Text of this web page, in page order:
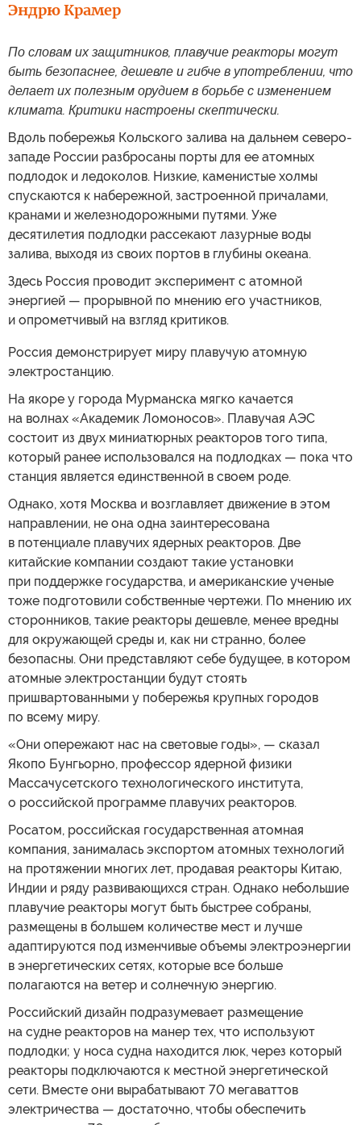
Эндрю Крамер
По словам их защитников, плавучие реакторы могут
быть безопаснее, дешевле и гибче в употреблении, что
делает их полезным орудием в борьбе с изменением
климата. Критики настроены скептически.
Вдоль побережья Кольского залива на дальнем северо-
западе России разбросаны порты для ее атомных
подлодок и ледоколов. Низкие, каменистые холмы
спускаются к набережной, застроенной причалами,
кранами и железнодорожными путями. Уже
десятилетия подлодки рассекают лазурные воды
залива, выходя из своих портов в глубины океана.
Здесь Россия проводит эксперимент с атомной
энергией — прорывной по мнению его участников,
и опрометчивый на взгляд критиков.
Россия демонстрирует миру плавучую атомную
электростанцию.
На якоре у города Мурманска мягко качается
на волнах «Академик Ломоносов». Плавучая АЭС
состоит из двух миниатюрных реакторов того типа,
который ранее использовался на подлодках — пока что
станция является единственной в своем роде.
Однако, хотя Москва и возглавляет движение в этом
направлении, не она одна заинтересована
в потенциале плавучих ядерных реакторов. Две
китайские компании создают такие установки
при поддержке государства, и американские ученые
тоже подготовили собственные чертежи. По мнению их
сторонников, такие реакторы дешевле, менее вредны
для окружающей среды и, как ни странно, более
безопасны. Они представляют себе будущее, в котором
атомные электростанции будут стоять
пришвартованными у побережья крупных городов
по всему миру.
«Они опережают нас на световые годы», — сказал
Якопо Бунгьорно, профессор ядерной физики
Массачусетского технологического института,
о российской программе плавучих реакторов.
Росатом, российская государственная атомная
компания, занималась экспортом атомных технологий
на протяжении многих лет, продавая реакторы Китаю,
Индии и ряду развивающихся стран. Однако небольшие
плавучие реакторы могут быть быстрее собраны,
размещены в большем количестве мест и лучше
адаптируются под изменчивые объемы электроэнергии
в энергетических сетях, которые все больше
полагаются на ветер и солнечную энергию.
Российский дизайн подразумевает размещение
на судне реакторов на манер тех, что используют
подлодки; у носа судна находится люк, через который
реакторы подключаются к местной энергетической
сети. Вместе они вырабатывают 70 мегаваттов
электричества — достаточно, чтобы обеспечить